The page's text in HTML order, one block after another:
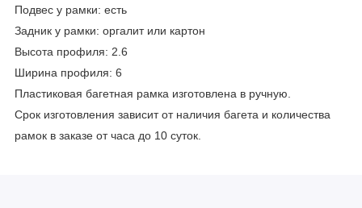
Подвес у рамки: есть
Задник у рамки: оргалит или картон
Высота профиля: 2.6
Ширина профиля: 6
Пластиковая багетная рамка изготовлена в ручную.
Срок изготовления зависит от наличия багета и количества
рамок в заказе от часа до 10 суток.